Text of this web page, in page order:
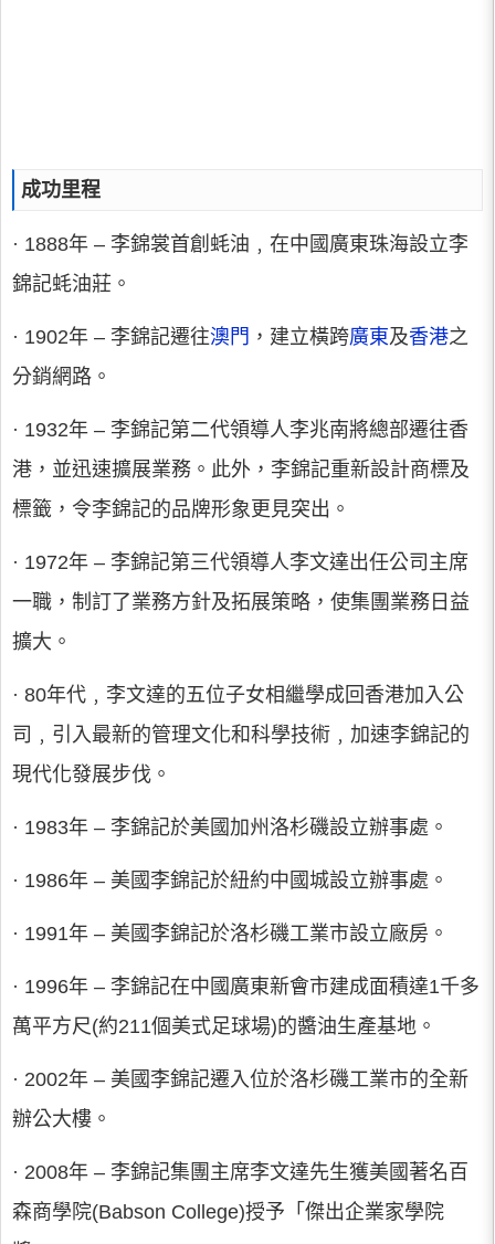
成功里程
· 1888年 – 李錦裳首創蚝油﹐在中國廣東珠海設立李
錦記蚝油莊。
· 1902年 – 李錦記遷往澳門 ，建立橫跨廣東及香港之
分銷網路。
· 1932年 – 李錦記第二代領導人李兆南將總部遷往香
港，並迅速擴展業務。此外，李錦記重新設計商標及
標籤，令李錦記的品牌形象更見突出。
· 1972年 – 李錦記第三代領導人李文達出任公司主席
一職，制訂了業務方針及拓展策略，使集團業務日益
擴大。
· 80年代﹐李文達的五位子女相繼學成回香港加入公
司﹐引入最新的管理文化和科學技術﹐加速李錦記的
現代化發展步伐。
· 1983年 – 李錦記於美國加州洛杉磯設立辦事處。
· 1986年 – 美國李錦記於紐約中國城設立辦事處。
· 1991年 – 美國李錦記於洛杉磯工業市設立廠房。
· 1996年 – 李錦記在中國廣東新會市建成面積達1千多
萬平方尺(約211個美式足球場)的醬油生產基地。
· 2002年 – 美國李錦記遷入位於洛杉磯工業市的全新
辦公大樓。
· 2008年 – 李錦記集團主席李文達先生獲美國著名百
森商學院(Babson College)授予「傑出企業家學院